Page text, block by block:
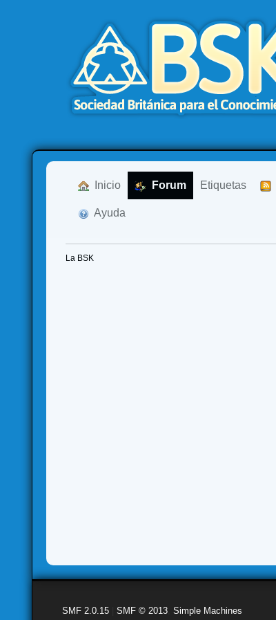
Inicio Forum Etiquetas
Ayuda
La BSK
SMF 2.0.15 |SMF © 2013 ,Simple Machines